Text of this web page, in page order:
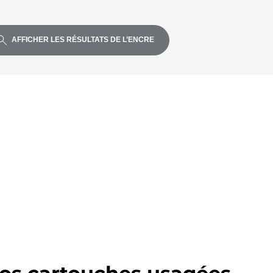
AFFICHER LES RÉSULTATS DE L’ENCRE